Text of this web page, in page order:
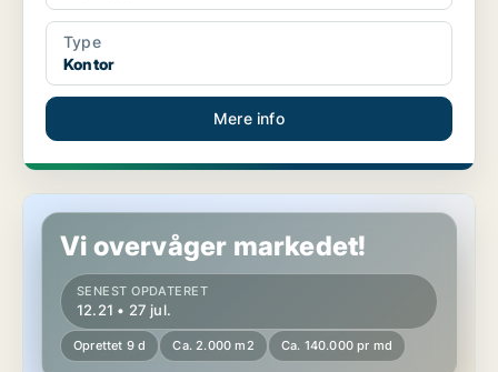
Type
Kontor
Mere info
Erhvervslokaler i Munkebo
Vi overvåger markedet!
SENEST OPDATERET
12.21 • 27 jul.
Oprettet 9 d Ca. 2.000 m2 Ca. 140.000 pr md